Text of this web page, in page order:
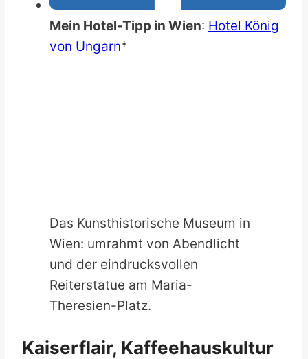
Mein Hotel-Tipp in Wien: Hotel König
von Ungarn*
Das Kunsthistorische Museum in
Wien: umrahmt von Abendlicht
und der eindrucksvollen
Reiterstatue am Maria-
Theresien-Platz.
Kaiserflair, Kaffeehauskultur